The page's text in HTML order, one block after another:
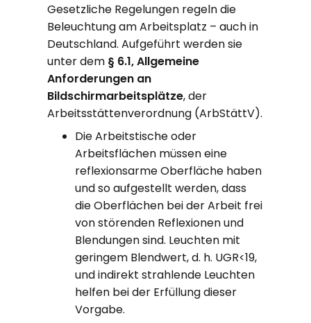
Gesetzliche Regelungen regeln die
Beleuchtung am Arbeitsplatz – auch in
Deutschland. Aufgeführt werden sie
unter dem § 6.1, Allgemeine
Anforderungen an
Bildschirmarbeitsplätze, der
Arbeitsstättenverordnung (ArbStättV).
Die Arbeitstische oder
Arbeitsflächen müssen eine
reflexionsarme Oberfläche haben
und so aufgestellt werden, dass
die Oberflächen bei der Arbeit frei
von störenden Reflexionen und
Blendungen sind. Leuchten mit
geringem Blendwert, d. h. UGR<19,
und indirekt strahlende Leuchten
helfen bei der Erfüllung dieser
Vorgabe.